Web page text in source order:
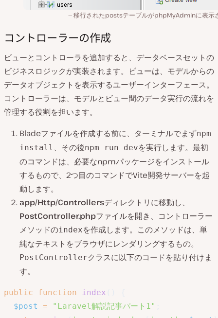
移行されたpostsテーブルがphpMyAdminに表示
コントローラーの作成
ビューとコントローラを追加すると、データベースセットの
ビジネスロジックが実装されます。ビューは、モデルからの
データオブジェクトを表示するユーザーインターフェース。
コントローラーは、モデルとビュー間のデータ実行の流れを
管理する役割を担います。
Bladeファイルを作成する前に、ターミナルでまずnpm
install 、その後npm run devを実行します。最初
のコマンドは、必要なnpmパッケージをインストール
するもので、2つ目のコマンドでVite開発サーバーを起
動します。
app/Http/Controllersディレクトリに移動し、
PostController.phpファイルを開き、コントローラー
メソッドのindexを作成します。このメソッドは、単
純なテキストをブラウザにレンダリングするもの。
PostControllerクラスに以下のコードを貼り付けま
す。
public function index
$post
= "Laravel解説記事パート1"